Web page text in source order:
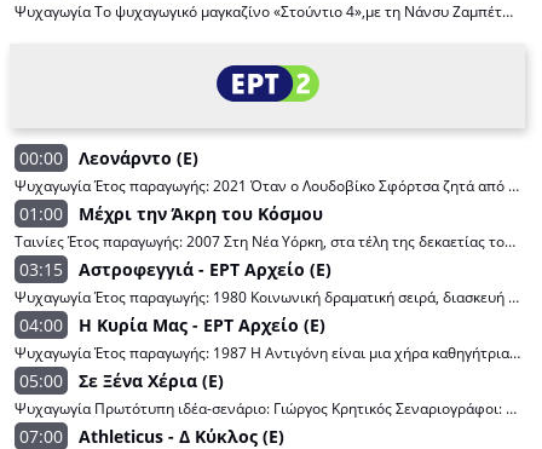
Ψυχαγωγία Το ψυχαγωγικό μαγκαζίνο «Στούντιο 4»,με τη Νάνσυ Ζαμπέτογλου και τον Θανάση Αναγνωστόπουλο,μας κρατάει συντροφιά με εκλεκτούς καλεσμένους,ενδιαφέροντα θέματα,ιδιαίτερες ανθρώπινες ιστορίες και κυρίως θετική διάθεση και ενέργεια. Σκηνοθεσία: Θανάσης Τσαουσόπουλος Αρχισυνταξία: Κλεοπάτρα Πατλάκη Βοηθός αρχισυντάκτης: Διονύσης Χριστόπουλος Συντακτική ομάδα: Κώστας Βαϊμάκης, Θάνος Παπαχάμος, Αθηνά Ζώρζου, Βάλια Ζαμπάρα, Κωνσταντίνος Κούρος, Kωνσταντίνος Αρκάς Project director: Γιώργος Ζαμπέτογλου Μουσική επιμέλεια: Μιχάλης Καλφαγιάννης Υπεύθυνη καλεσμένων: Μαρία Χολέβα Στην κουζίνα: Δημήτρης Μακρυνιώτης και Σταύρος Βαρθαλίτης Διεύθυνση παραγωγής: Κυριακή Βρυσοπούλου Παραγωγή: EΡT-Plan A
00:00 Λεονάρντο (E)
Ψυχαγωγία Έτος παραγωγής: 2021 Όταν ο Λουδοβίκο Σφόρτσα ζητά από τον Λεονάρντο να δημιουργήσει ένα γλυπτό προς τιμήν του πατέρα του, σε έφιππη στάση, οι φιλοδοξίες του Λεονάρντο φτάνουν σε νέα ύψη καθώς προσπαθεί να ξεπεράσει τις προσδοκίες του. Πρωταγωνιστούν: Έινταν Τέρνερ, Ματίλντα ντε Άντζελις, Φρέντι Χάιμορ, Τζιανκάρλο Τζανίνι, Κάρλος Κουέβας, Αλεσάντρο Σπερντούτι. Σκηνοθεσία: Φρανκ Σπότνιτζ, Στιβ Τόμσον
01:00 Μέχρι την Άκρη του Κόσμου
Ταινίες Έτος παραγωγής: 2007 Στη Νέα Υόρκη, στα τέλη της δεκαετίας του 1960, μια παρέα νέων ζει ιστορίες έρωτα και επανάστασης μέσα στα ταραγμένα χρόνια της αντιπολεμικής διαμαρτυρίας, του αγώνα για την ελευθερία του λόγου και τα πολιτικά δικαιώματα. Σκηνοθεσία: Τζούλι Τέιμορ Σενάριο: Ντικ Κλέμεντ, Ίαν Λα Φρενέ, Τζούλι Τέιμορ Πρωταγωνιστούν: Τζιμ Στέρτζες, Έβαν Ρέιτσελ Γουντ, Τζο Άντερσον, Μπόνο, Μάρτιν Λούθερ Μακκόι, Ντάνα Φουκς
03:15 Αστροφεγγιά - ΕΡΤ Αρχείο (E)
Ψυχαγωγία Έτος παραγωγής: 1980 Κοινωνική δραματική σειρά, διασκευή του ομότιτλου μυθιστορήματος του Ι. Μ. Παναγιωτόπουλου. Παίζουν: Αντώνης Καφετζόπουλος, Νόρα Βαλσάμη, Γιώργος Κιμούλης, Νέλλη Αγγελίδου, Σταύρος Ξενίδης, Μιμή Ντενίση, Μίνα Αδαμάκη, Γρηγόρης Βαλτινός, Αλίκη Αλεξανδράκη, Ράνια Οικονομίδου, Νίκος Γαροφάλλου, Δάνης Κατρανίδης, Παύλος Κοντογιαννίδης, Ελένη Κούρκουλα, Νίκος Κούρος, Μιχάλης Μητρούσης, Ρίτα Μουσούρη, Αριέττα Μουτούση, Γιώργος Πετρόχειλος, Άρης Ρέτσος, Όλγα Τουρνάκη, Κώστας Τσιάνος, Γιάννης Μποσταντζόγλου, Ασπασία Τζιτζικάκη, Μαίρη Ιγγλέση, Στράτος Παχής, Πάνος Σκουρολιάκος, Γιάννης Φύριος, Χρήστος Λεττονός, Κατερίνα Μπούρλου, Μαριάννα Τριανταφυλλίδου, Όλγα Δαλέντζα, Κώστας Ντίνος, Αλίκη Ακοντίδου, Σοφία Σεϊρλή, Βαγγέλης Θεοδωρόπουλος, Χρήστος Τσάγκας, Άννα Μακράκη, Ρόζα Νεογένη, Δημήτρης Μεταξάς, Τζένη Καλύβα, Τάσος Κωστής, Ιωάννα Μήτρου Ελεύθερη διασκευή: Βαγγέλης Γκούφας Διεύθυνση φωτογραφίας: Άρης Σοφοτάσιος Σκηνικά-κοστούμια: Γιάννης Κύρου Μουσική σύνθεση: Γιώργος Παπαδάκης Αφήγηση: Γιώργος Μοσχίδης Σκηνοθεσία: Διαγόρας Χρονόπουλος
04:00 Η Κυρία Μας - ΕΡΤ Αρχείο (E)
Ψυχαγωγία Έτος παραγωγής: 1987 Η Αντιγόνη είναι μια χήρα καθηγήτρια Φιλολογίας με δύο παιδιά. Στο σχολείο είναι αυστηρή αλλά αγαπάει τη δουλειά της και έχει κατανόηση για τα προβλήματα των μαθητών της. Παίζουν: Κατερίνα Γιουλάκη, Αθηνόδωρος Προύσαλης, Νίκος Κούρος, Θάνος Παπαδόπουλος, Γιούλη Σταμουλάκη, Νεφέλη Ορφανού, Κάρμεν Ρουγγέρη, Σπύρος Μισθός, Θέμης Μάνεσης, Κλαίρη Κατσαντώνη, Μπάμπης Σαρηγιαννίδης, Βασίλης Πολίτης, Θάνος Κανέλλης, Άκης Φλωρέντης, Βιργινία Ζίνγκλερ, Νίκος Καραγεώργης, Θωμάς Παλιούρας Σενάριο: Λάκης Μιχαηλίδης, Βύρων Μακρίδης Μουσική σύνθεση: Γιάννης Ζουγανέλης Φωτογραφία: Βασίλης Καπούλας Σκηνοθεσία: Ερρίκος Θαλασσινός
05:00 Σε Ξένα Χέρια (E)
Ψυχαγωγία Πρωτότυπη ιδέα-σενάριο: Γιώργος Κρητικός Σεναριογράφοι: Αναστάσης Μήδας, Λεωνίδας Μαράκης, Γεωργία Μαυρουδάκη, Ανδρέας Δαίδαλος, Κατερίνα Πεσταματζόγλου Σκηνοθεσία: Στέφανος Μπλάτσος Διεύθυνση φωτογραφίας: Νίκος Κανέλλος, Αντρέας Γούλος Σκηνογραφία: Σοφία Ζούμπερη Ενδυματολόγος: Νινέτ Ζαχαροπούλου Επιμέλεια: Ντίνα Κάσσου Παραγωγή: Γιάννης Καραγιάννης/J. K. Productions Παίζουν: Γιάννης Μπέζος (Χαράλαμπος Φεγκούδης), Γεράσιμος Σκιαδαρέσης (Τζόρνταν Πιπερόπουλος), Ρένια Λουιζίδου (Σούλα Μαυρομάτη), Βάσω Λασκαράκη (Τόνια Μαυρομάτη), Χριστίνα Αλεξανιάν (Διώνη Μαστραπά-Φεγκούδη), Κυριάκος Σαλής (Μάνος Φεγκούδης), Σίσυ Τουμάση (Μαριτίνα Πιπεροπούλου), Αλεξάνδρα Παντελάκη (Μάρω Αχτύπη), Τάσος Γιαννόπουλος (Λουδοβίκος Κοντολαίμης), Λεωνίδας Μαράκης (παπα-Χρύσανθος Αχτύπης), Ελεάννα Στραβοδήμου (Πελαγία Μαυρομάτη), Τάσος Κονταράτος (Πάρης Φεγκούδης, αδελφός του Μάνου), Μαρία Μπαγανά (Ντάντω Μαστραπά), Νίκος Σταυρακούδης (Παντελής), Κωνσταντίνα Αλεξανδράτου (Έμιλυ), Σωσώ Χατζημανώλη (Τραβιάτα), Αθηνά Σακαλή (Ντάνι), Ήρα Ρόκου (Σαλώμη), Χρήστος Κοντογεώργης (Φλοριάν), Παναγιώτης Καρμάτης (Στέλιος), Λαμπρινή Σκρέκα (Jane).
07:00 Athleticus - Δ Κύκλος (E)